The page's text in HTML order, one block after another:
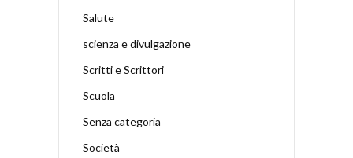
Salute
scienza e divulgazione
Scritti e Scrittori
Scuola
Senza categoria
Società